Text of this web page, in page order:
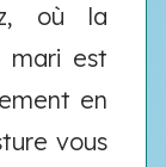
où la
mari est
en
vous